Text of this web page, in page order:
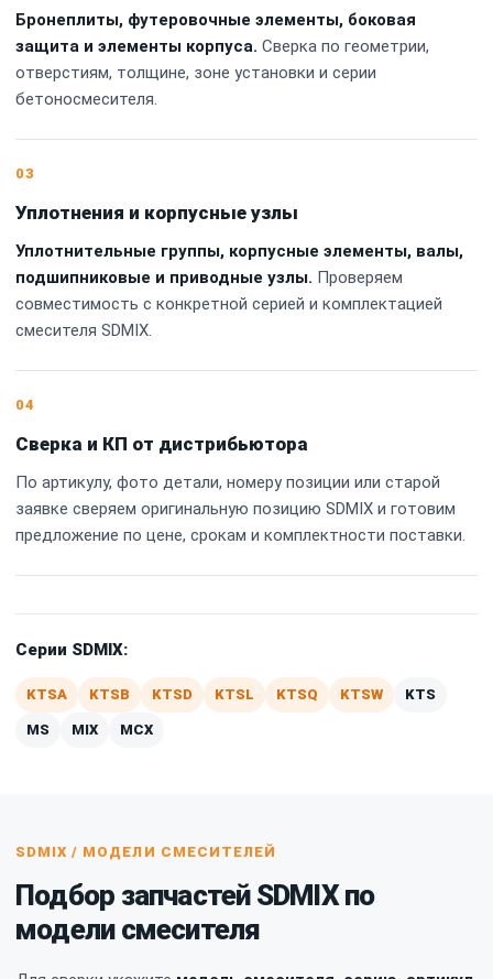
Бронеплиты, футеровочные элементы, боковая
защита и элементы корпуса. Сверка по геометрии,
отверстиям, толщине, зоне установки и серии
бетоносмесителя.
03
Уплотнения и корпусные узлы
Уплотнительные группы, корпусные элементы, валы,
подшипниковые и приводные узлы. Проверяем
совместимость с конкретной серией и комплектацией
смесителя SDMIX.
04
Сверка и КП от дистрибьютора
По артикулу, фото детали, номеру позиции или старой
заявке сверяем оригинальную позицию SDMIX и готовим
предложение по цене, срокам и комплектности поставки.
Серии SDMIX:
KTSA KTSB KTSD KTSL KTSQ KTSW KTS
MS MIX MCX
SDMIX / МОДЕЛИ СМЕСИТЕЛЕЙ
Подбор запчастей SDMIX по
модели смесителя